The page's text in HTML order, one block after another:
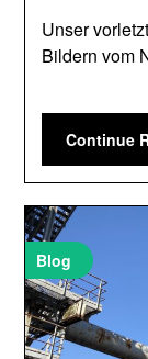
Unser
Bildern vom
Continue
Blog